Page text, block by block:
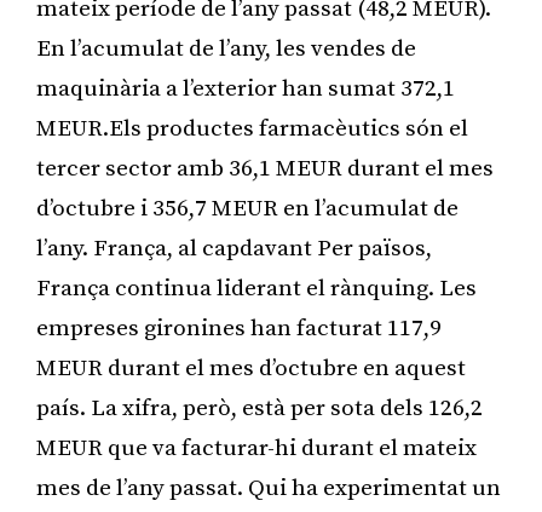
mateix període de l’any passat (48,2 MEUR).
En l’acumulat de l’any, les vendes de
maquinària a l’exterior han sumat 372,1
MEUR.Els productes farmacèutics són el
tercer sector amb 36,1 MEUR durant el mes
d’octubre i 356,7 MEUR en l’acumulat de
l’any. França, al capdavant Per països,
França continua liderant el rànquing. Les
empreses gironines han facturat 117,9
MEUR durant el mes d’octubre en aquest
país. La xifra, però, està per sota dels 126,2
MEUR que va facturar-hi durant el mateix
mes de l’any passat. Qui ha experimentat un